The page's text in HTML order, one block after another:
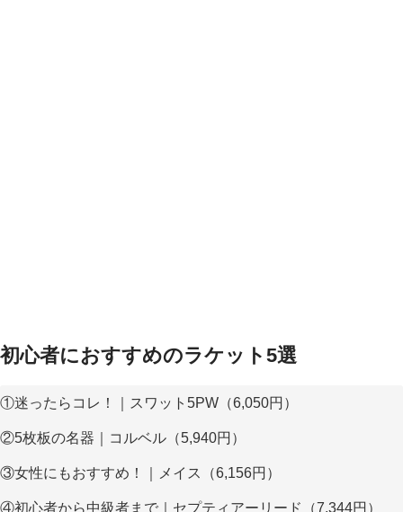
初心者におすすめのラケット5選
①迷ったらコレ！｜スワット5PW（6,050円）
②5枚板の名器｜コルベル（5,940円）
③女性にもおすすめ！｜メイス（6,156円）
④初心者から中級者まで｜セプティアーリード（7,344円）